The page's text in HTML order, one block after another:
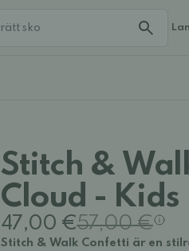
Stitch &
Cloud - Kids
47,00 €57,00 €
Stitch & Walk Confetti är en